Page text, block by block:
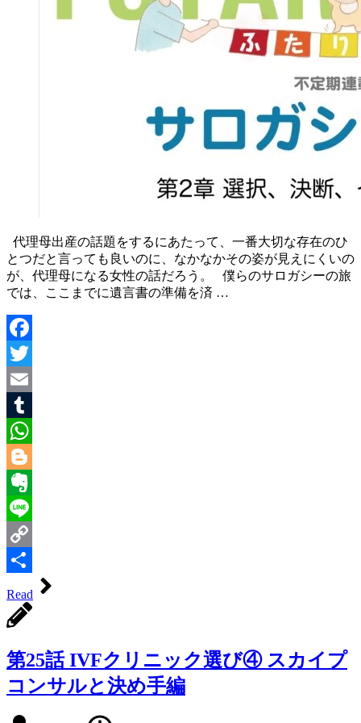
代理母出産の話題をするにあたって、一番大切な存在のひ
とつだと言っても良いのに、なかなかその姿が見えにくいの
が、代理母になる女性の話だろう。 僕らのサロガシーの旅
では、ここまでに遺言書の準備を済 …
Facebook
Twitter
Email
Tumblr
WhatsApp
Blogger
Evernote
Line
Copy
有
Read
第25話 IVFクリニック選び④ スカイプ
コンサルと決め手編